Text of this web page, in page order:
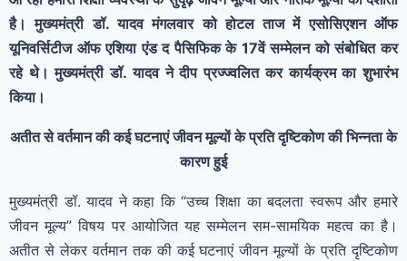
है। मुख्यमंत्री डॉ. यादव मंगलवार को होटल ताज में एसोसिएशन ऑफ
यूनिवर्सिटीज ऑफ एशिया एंड द पैसिफिक के 17वें सम्मेलन को संबोधित कर
रहे थे। मुख्यमंत्री डॉ. यादव ने दीप प्रज्ज्वलित कर कार्यक्रम का शुभारंभ
किया।
अतीत से वर्तमान की कई घटनाएं जीवन मूल्यों के प्रति दृष्टिकोण की भिन्नता के
कारण हुई
मुख्यमंत्री डॉ. यादव ने कहा कि “उच्च शिक्षा का बदलता स्वरूप और हमारे
जीवन मूल्य” विषय पर आयोजित यह सम्मेलन सम-सामयिक महत्व का है।
अतीत से लेकर वर्तमान तक की कई घटनाएं जीवन मूल्यों के प्रति दृष्टिकोण